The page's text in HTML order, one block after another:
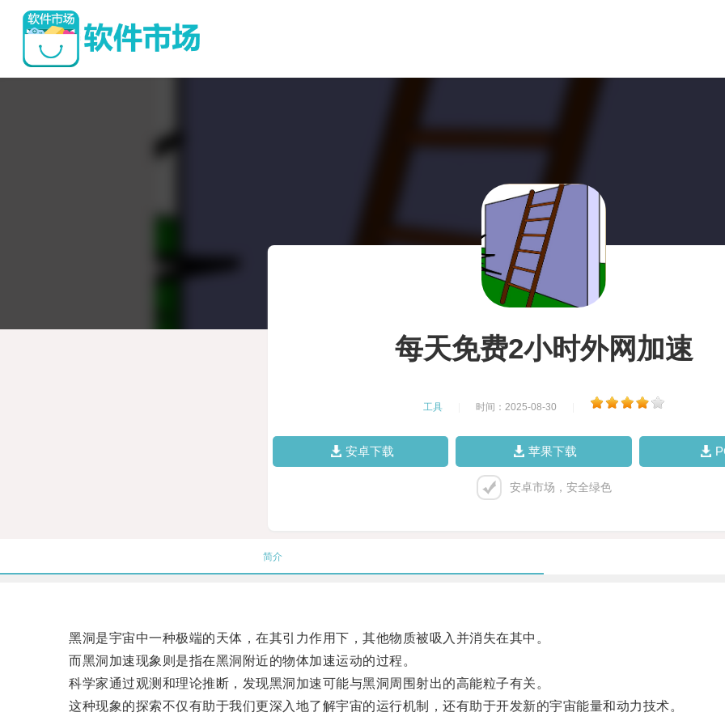
每天免费2小时外网加速
工具 时间：2025-08-30
安卓下载 苹果下载
安卓市场，安全绿色
简介
黑洞是宇宙中一种极端的天体，在其引力作用下，其他物质被吸入并消失在其中。
而黑洞加速现象则是指在黑洞附近的物体加速运动的过程。
科学家通过观测和理论推断，发现黑洞加速可能与黑洞周围射出的高能粒子有关。
这种现象的探索不仅有助于我们更深入地了解宇宙的运行机制，还有助于开发新的宇宙能量和动力技术。